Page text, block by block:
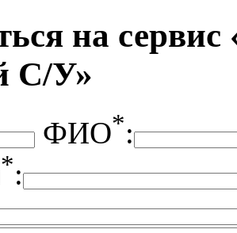
на
С/У»
ФИО*:
*: